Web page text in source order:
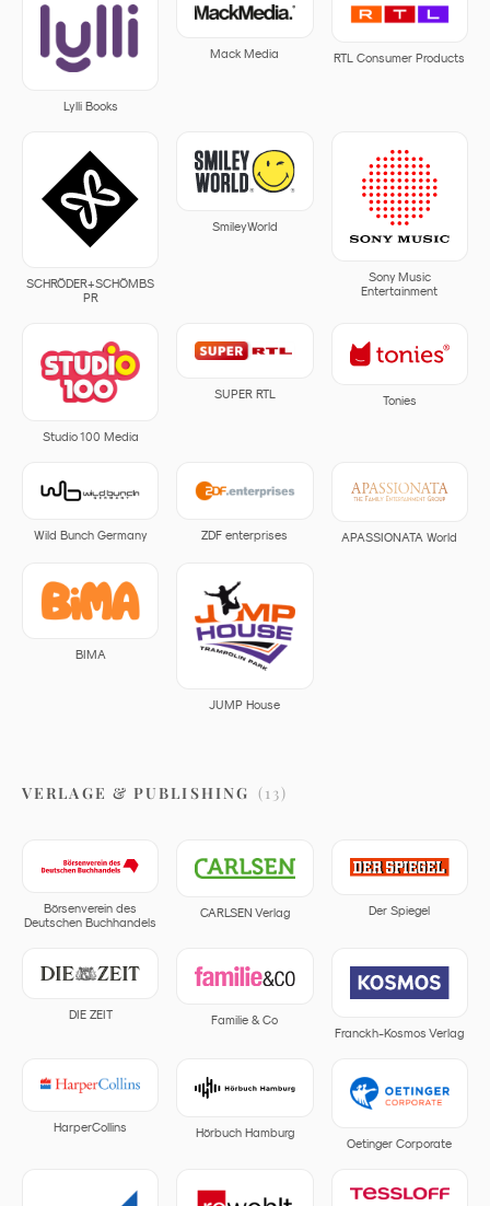
Lylli Books
Mack Media RTL Consumer Products
SCHRÖDER+SCHÖMBS
PR
SmileyWorld
Sony Music
Entertainment
Studio 100 Media
SUPER RTL
Tonies
Wild Bunch Germany ZDF enterprises APASSIONATA World
BIMA
JUMP House
VERLAGE & PUBLISHING (13)
Börsenverein des
Deutschen Buchhandels
CARLSEN Verlag Der Spiegel
DIE ZEIT
Familie & Co
Franckh-Kosmos Verlag
HarperCollins
Hörbuch Hamburg
Oetinger Corporate